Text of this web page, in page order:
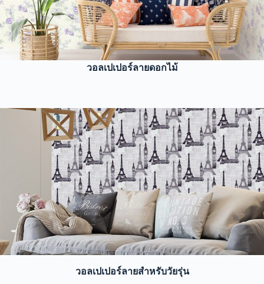
วอลเปเปอร์ลายดอกไม้
วอลเปเปอร์ลายสำหรับวัยรุ่น